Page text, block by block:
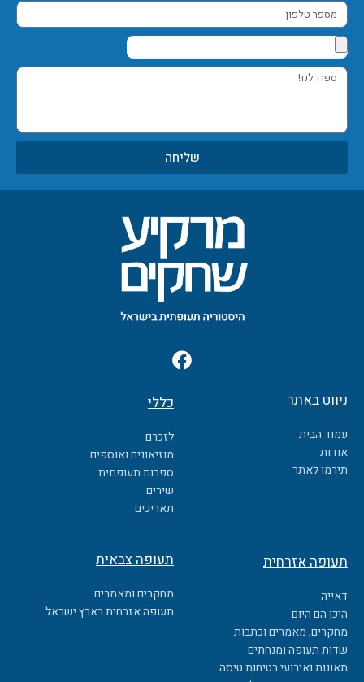
מספר
טלפון
ספרו
שליחה
F
a
ניווט באתר
עמוד הבית
אודות
תירמו לאתר
כללי
לזכרם
מוזיאונים ואוספים
ספרות תעופתית
שירים
תאריכים
תעופה אזרחית
דאייה
היכן הם היום
מחקרים, מאמרים וכתבות
שדות תעופה ומנחתים
תאונות ואירועי בטיחות טיסה
תעופה צבאית
מחקרים ומאמרים
תעופה אזרחית בארץ ישראל